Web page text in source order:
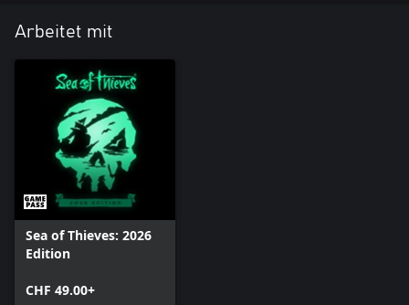
Arbeitet mit
Sea of Thieves: 2026
Edition
CHF 49.00+